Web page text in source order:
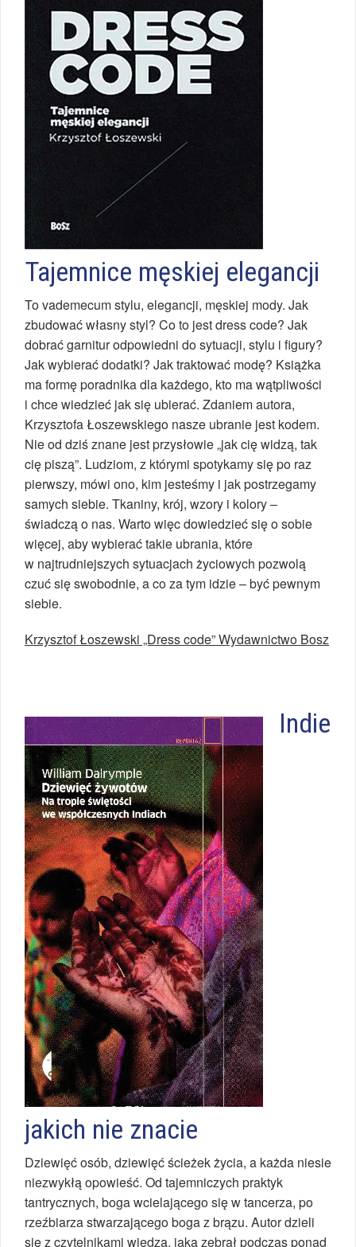
Tajemnice męskiej elegancji
To vademecum stylu, elegancji, męskiej mody. Jak
zbudować własny styl? Co to jest dress code? Jak
dobrać garnitur odpowiedni do sytuacji, stylu i figury?
Jak wybierać dodatki? Jak traktować modę? Książka
ma formę poradnika dla każdego, kto ma wątpliwości
i chce wiedzieć jak się ubierać. Zdaniem autora,
Krzysztofa Łoszewskiego nasze ubranie jest kodem.
Nie od dziś znane jest przysłowie „jak cię widzą, tak
cię piszą”. Ludziom, z którymi spotykamy się po raz
pierwszy, mówi ono, kim jesteśmy i jak postrzegamy
samych siebie. Tkaniny, krój, wzory i kolory –
świadczą o nas. Warto więc dowiedzieć się o sobie
więcej, aby wybierać takie ubrania, które
w najtrudniejszych sytuacjach życiowych pozwolą
czuć się swobodnie, a co za tym idzie – być pewnym
siebie.
Krzysztof Łoszewski „Dress code” Wydawnictwo Bosz
Indie
jakich nie znacie
Dziewięć osób, dziewięć ścieżek życia, a każda niesie
niezwykłą opowieść. Od tajemniczych praktyk
tantrycznych, boga wcielającego się w tancerza, po
rzeźbiarza stwarzającego boga z brązu. Autor dzieli
się z czytelnikami wiedzą, jaką zebrał podczas ponad